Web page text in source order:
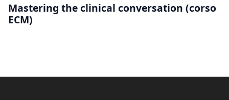
Mastering the clinical conversation (corso
ECM)